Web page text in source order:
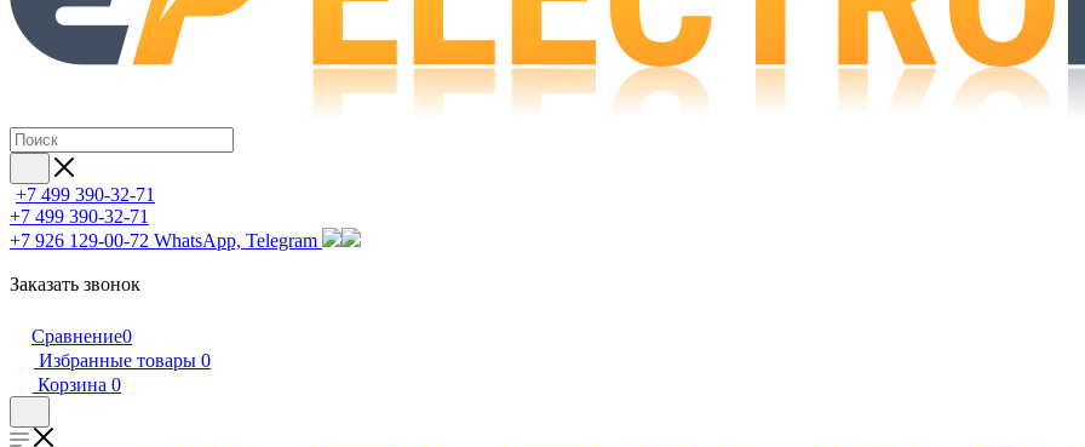
+7 499 390-32-71
+7 499 390-32-71
+7 926 129-00-72 WhatsApp, Telegram
Заказать звонок
Сравнение0
Избранные товары 0
Корзина 0